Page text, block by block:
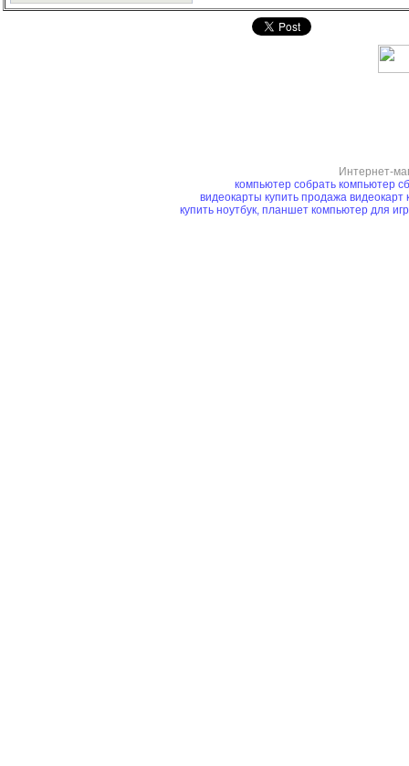
Интернет-
компьютер собрать компьютер
видеокарты купить продажа видеокарт
купить ноутбук, планшет компьютер для